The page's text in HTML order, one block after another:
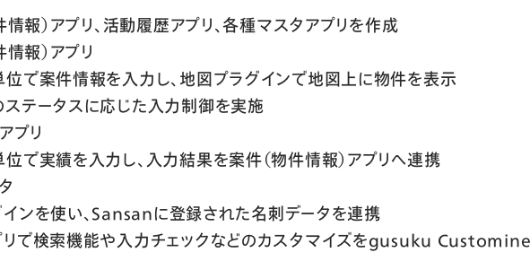
情報）アプリ、活動履歴アプリ、各種マスタアプリを作成
報）アプリ
で案件情報を入力し、地図プラグインで地図上に物件を表示
ステータスに応じた入力制御を実施
プリ
で実績を入力し、入力結果を案件（物件情報）アプリへ連携
インを使い、Sansanに登録された名刺データを連携
リで検索機能や入力チェックなどのカスタマイズをgusuku